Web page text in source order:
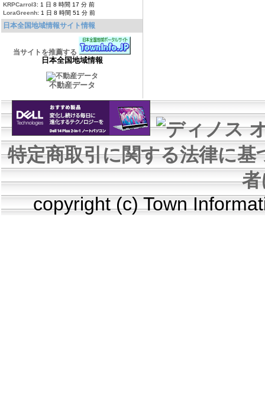
KRPCarrol3: 1 日 8 時間 17 分 前
LoraGreenh: 1 日 8 時間 51 分 前
日本全国地域情報サイト情報
当サイトを推薦する
日本全国地域情報
不動産データ
特定商取引に関する法律に基
copyright (c) Town